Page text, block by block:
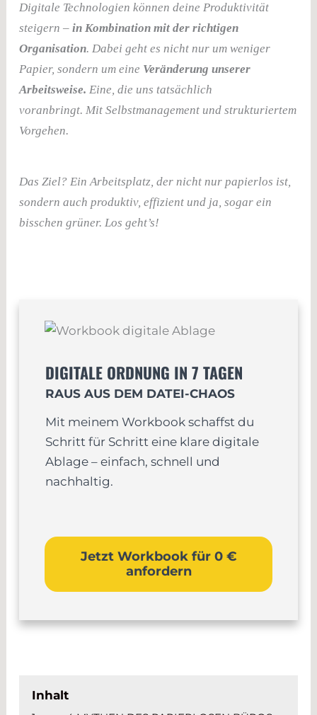
Digitale Technologien können deine Produktivität
steigern –in Kombination mit der richtigen
Organisation. Dabei geht es nicht nur um weniger
Papier, sondern um eine Veränderung unserer
Arbeitsweise. Eine, die uns tatsächlich
voranbringt. Mit Selbstmanagement und strukturiertem
Vorgehen.
Das Ziel? Ein Arbeitsplatz, der nicht nur papierlos ist,
sondern auch produktiv, effizient und ja, sogar ein
bisschen grüner. Los geht’s!
DIGITALE ORDNUNG IN 7 TAGEN
RAUS AUS DEM DATEI-CHAOS
Mit meinem Workbook schaffst du
Schritt für Schritt eine klare digitale
Ablage – einfach, schnell und
nachhaltig.
Jetzt Workbook für 0 €
anfordern
Inhalt